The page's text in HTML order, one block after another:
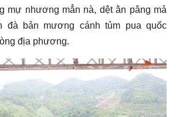
mự nhương mẳn nà, dệt ằn pâng mả
đà bản mương cánh tủm pua quốc
địa phương.